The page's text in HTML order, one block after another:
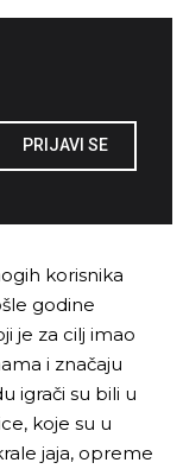
PRIJAVI SE
korisnika
godine
je za cilj imao
i značaju
igrači su bili u
koje su u
jaja, opreme